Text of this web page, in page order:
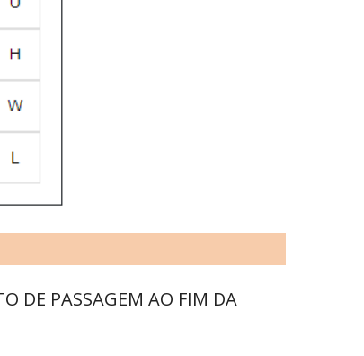
DE PASSAGEM AO FIM DA